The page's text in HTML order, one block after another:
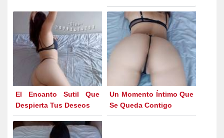
El Encanto Sutil Que
Despierta Tus Deseos
Un Momento Íntimo Que
Se Queda Contigo